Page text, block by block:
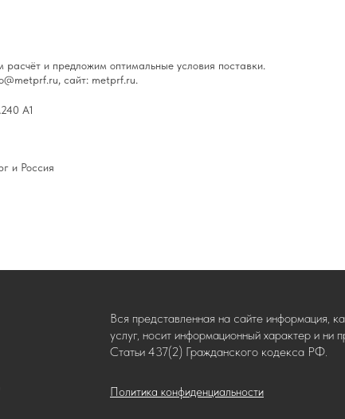
и предложим оптимальные условия поставки.
сайт: metprf.ru.
А1
и Россия
Политика конфиденциальности
Вся представленная на сайте информация,
услуг, носит информационный характер и ни
Статьи 437(2) Гражданского кодекса РФ.